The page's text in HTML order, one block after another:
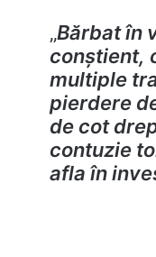
„Bărbat în
conștient,
multiple
pierdere
de cot
contuzie
afla în